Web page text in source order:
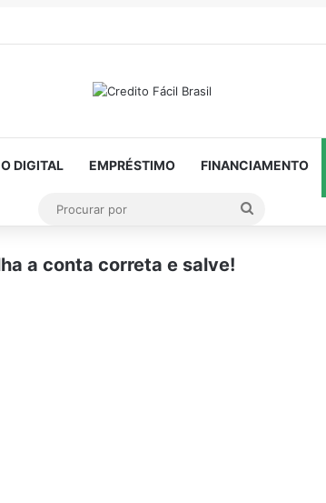
DIGITAL EMPRÉSTIMO FINANCIAMENTO
a conta correta e salve!